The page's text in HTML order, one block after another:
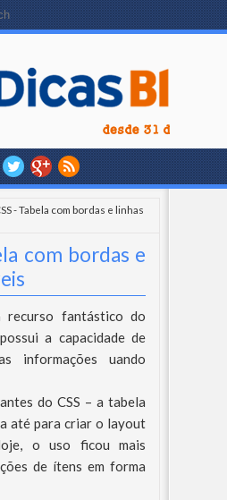
- Tabela com bordas e linhas
com bordas e
fantástico do
a capacidade de
informações uando
do CSS – a tabela
até para criar o layout
o uso ficou mais
de ítens em forma